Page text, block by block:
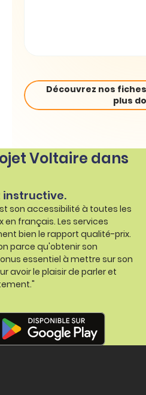
Découvrez nos
plus
Voltaire dans
instructive.
son accessibilité à toutes les
en français. Les services
bien le rapport qualité-prix.
parce qu'obtenir son
essentiel à mettre sur son
avoir le plaisir de parler et